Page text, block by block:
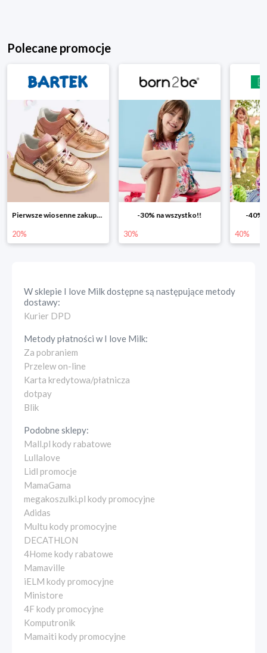
Polecane promocje
-30% na wszystko!!
30%
-40% na drugą sztukę
40% 25%
W sklepie I love Milkdostępne są następujące metody
dostawy:
Kurier DPD
Metody płatności wI love Milk:
Za pobraniem
Przelew on-line
Karta kredytowa/płatnicza
dotpay
Blik
Podobne sklepy:
Mall.pl kody rabatowe
Lullalove
Lidl promocje
MamaGama
megakoszulki.pl kody promocyjne
Adidas
Multu kody promocyjne
DECATHLON
4Home kody rabatowe
Mamaville
iELM kody promocyjne
Ministore
4F kody promocyjne
Komputronik
Mamaiti kody promocyjne